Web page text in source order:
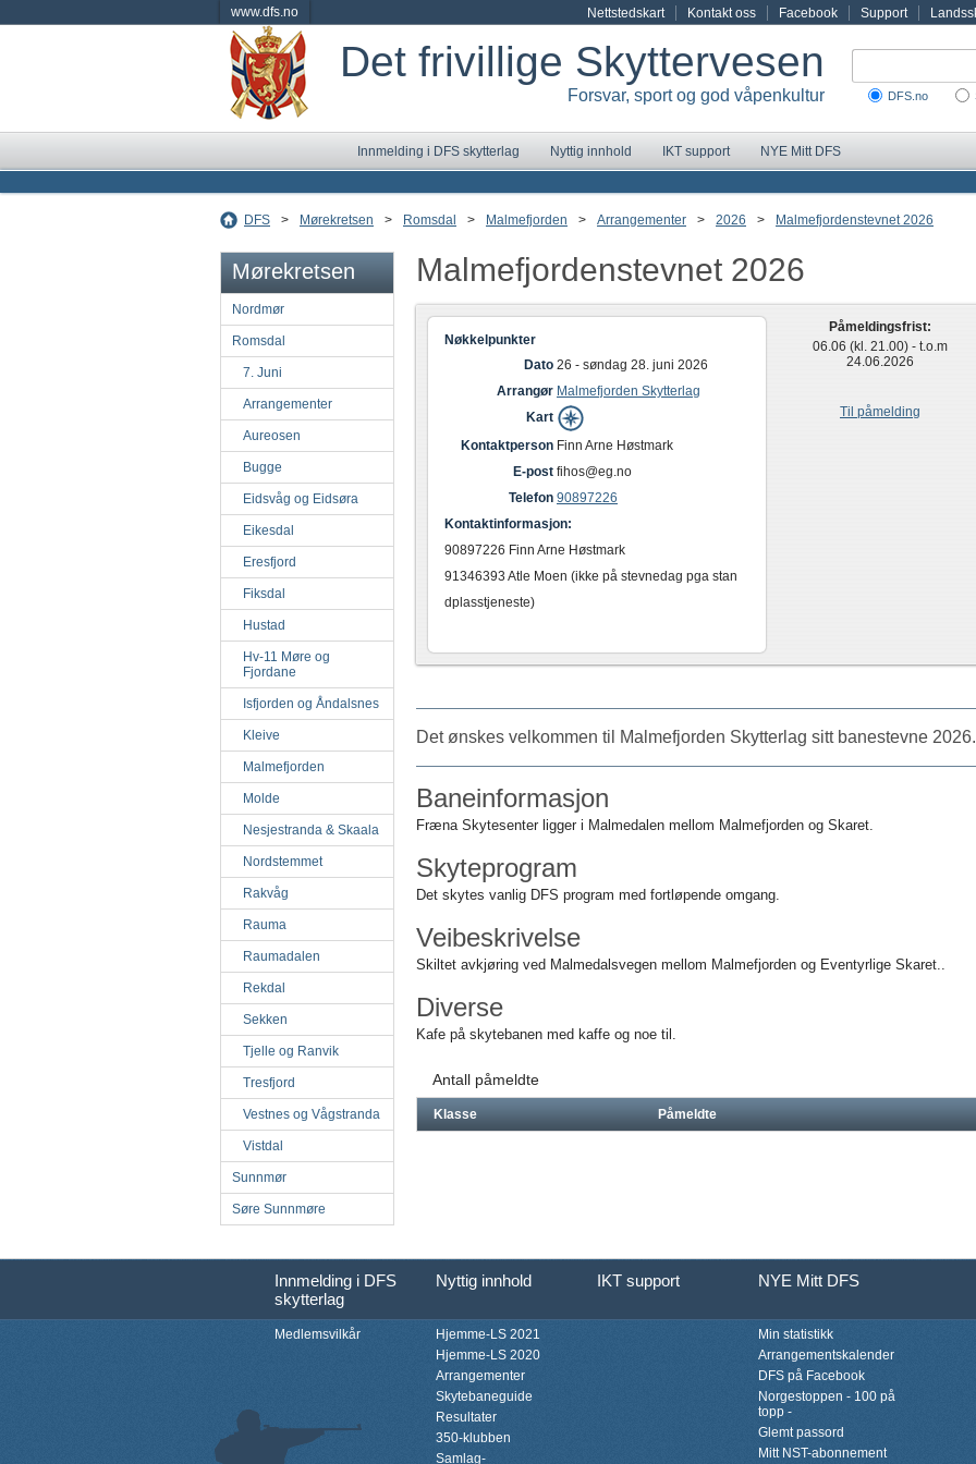
www.dfs.no Nettstedskart Kontakt oss Facebook Support
Det frivillige Skyttervesen
Forsvar, sport og god våpenkultur DFS.no
Innmelding i DFS skytterlag Nyttig innhold IKT support NYE Mitt DFS
DFS > Mørekretsen > Romsdal > Malmefjorden > Arrangementer > 2026 > Malmefjordenstevnet 2026
Mørekretsen
Nordmør
Romsdal
7. Juni
Arrangementer
Aureosen
Bugge
Eidsvåg og Eidsøra
Eikesdal
Eresfjord
Fiksdal
Hustad
Hv-11 Møre og
Fjordane
Isfjorden og Åndalsnes
Kleive
Malmefjorden
Molde
Nesjestranda & Skaala
Nordstemmet
Rakvåg
Rauma
Raumadalen
Rekdal
Sekken
Tjelle og Ranvik
Tresfjord
Vestnes og Vågstranda
Vistdal
Sunnmør
Søre Sunnmøre
Malmefjordenstevnet 2026
Nøkkelpunkter
Dato 26 - søndag 28. juni 2026
Arrangør Malmefjorden Skytterlag
Kart
Kontaktperson Finn Arne Høstmark
E-post fihos@eg.no
Telefon 90897226
Kontaktinformasjon:
90897226 Finn Arne Høstmark
91346393 Atle Moen (ikke på stevnedag pga stan
dplasstjeneste)
Påmeldingsfrist:
06.06 (kl. 21.00) - t.o.m
24.06.2026
Til påmelding
Det ønskes velkommen til Malmefjorden Skytterlag sitt banestevne
Baneinformasjon
Fræna Skytesenter ligger i Malmedalen mellom Malmefjorden og Skaret.
Skyteprogram
Det skytes vanlig DFS program med fortløpende omgang.
Veibeskrivelse
Skiltet avkjøring ved Malmedalsvegen mellom Malmefjorden og Eventyrlige Skaret..
Diverse
Kafe på skytebanen med kaffe og noe til.
Antall påmeldte
Klasse Påmeldte
Innmelding i DFS
skytterlag
Nyttig innhold IKT support NYE Mitt DFS
Medlemsvilkår
Hjemme-LS 2021
Hjemme-LS 2020
Arrangementer
Skytebaneguide
Resultater
350-klubben
Samlag-
Min statistikk
Arrangementskalender
DFS på Facebook
Norgestoppen - 100 på
topp -
Glemt passord
Mitt NST-abonnement